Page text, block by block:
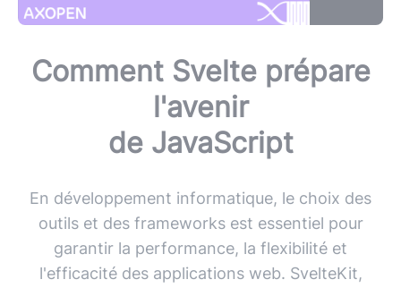
Comment Svelte prépare
l'avenir
de JavaScript
En développement informatique, le choix des
outils et des frameworks est essentiel pour
garantir la performance, la flexibilité et
l'efficacité des applications web. SvelteKit,